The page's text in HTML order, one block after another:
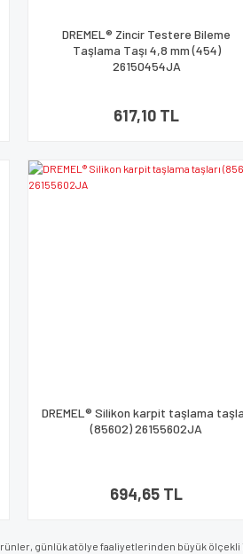
DREMEL® Zincir Testere Bileme
Taşlama Taşı 4,8 mm (454)
26150454JA
617,10 TL
DREMEL® Silikon karpit taşlama
(85602) 26155602JA
694,65 TL
günlük atölye faaliyetlerinden büyük